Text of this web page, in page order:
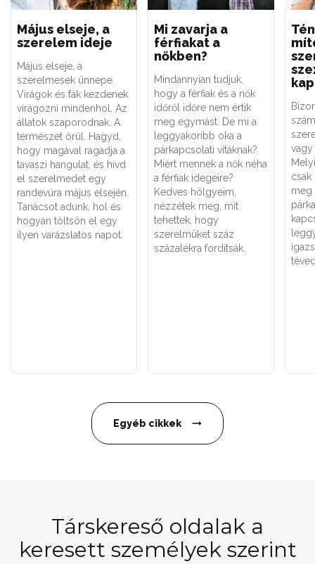
Május elseje, a
szerelem ideje
Május elseje, a
szerelmesek ünnepe.
Virágok és fák kezdenek
virágozni mindenhol. Az
állatok szaporodnak. A
természet örül. Hagyd,
hogy magával ragadja a
tavaszi hangulat, és hívd
el szerelmedet egy
randevúra május elsején.
Tanácsot adunk, hol és
hogyan töltsön el egy
ilyen varázslatos napot.
Mi zavarja a
férfiakat a
nőkben?
Mindannyian tudjuk,
hogy a férfiak és a nők
időről időre nem értik
meg egymást. De mi a
leggyakoribb oka a
párkapcsolati vitáknak?
Miért mennek a nők néha
a férfiak idegeire?
Kedves hölgyeim,
nézzétek meg, mit
tehettek, hogy
szerelmüket száz
százalékra fordítsák.
vagy
csak
meg
Egyéb cikkek
Társkereső oldalak a
keresett személyek szerint